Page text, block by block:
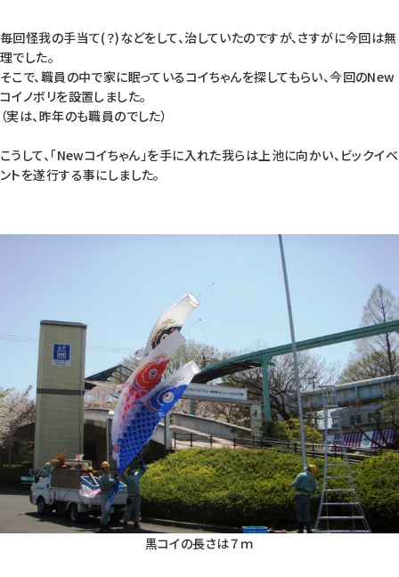
毎回怪我の手当て(？)などをして、治していたのですが、さすがに今回は無
理でした。
そこで、職員の中で家に眠っているコイちゃんを探してもらい、今回のNew
コイノボリを設置しました。
（実は、昨年のも職員のでした）
こうして、「Newコイちゃん」を手に入れた我らは上池に向かい、ビックイベ
ントを遂行する事にしました。
黒コイの長さは７ｍ